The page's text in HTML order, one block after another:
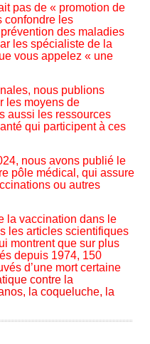
pas de « promotion de
confondre les
des maladies
les spécialiste de la
vous appelez « une
nous publions
les moyens de
aussi les ressources
qui participent à ces
nous avons publié le
pôle médical, qui assure
ou autres
la vaccination dans le
les articles scientifiques
montrent que sur plus
depuis 1974, 150
d’une mort certaine
contre la
la coqueluche, la